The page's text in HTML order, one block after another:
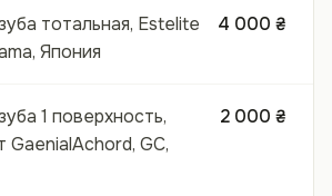
тотальная, Estelite
Япония
4 000 ₴
1 поверхность,
GC,
2 000 ₴